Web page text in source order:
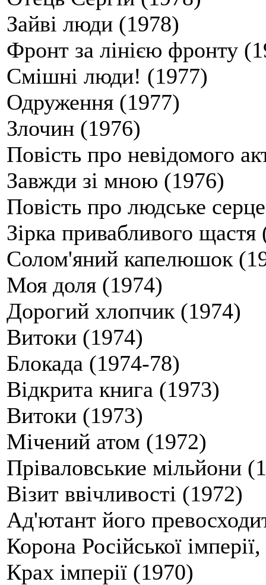
Зайві люди (1978)
Фронт за лінією фронту
Смішні люди! (1977)
Одруження (1977)
Злочин (1976)
Повість про невідомого
Завжди зі мною (1976)
Повість про людське
Зірка привабливого щастя
Солом'яний капелюшок
Моя доля (1974)
Дорогий хлопчик (1974)
Витоки (1974)
Блокада (1974-78)
Відкрита книга (1973)
Витоки (1973)
Мічений атом (1972)
Пріваловськие мільйони
Візит ввічливості (1972)
Ад'ютант його
Корона Російської
Крах імперії (1970)